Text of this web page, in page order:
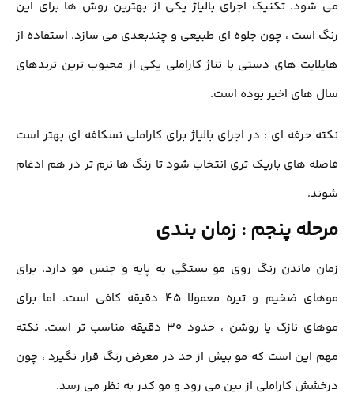
تکنیک اجرای بالیاژ یکی از بهترین روش ها برای این
، چون جلوه ای طبیعی و چندبعدی می سازد. استفاده از
های دستی با تناژ کاراملی یکی از محبوب ترین ترندهای
های اخیر بوده است.
حرفه ای : در اجرای بالیاژ برای کاراملی نسکافه ای بهتر است
های باریک تری انتخاب شود تا رنگ ها نرم تر در هم ادغام
پنجم : زمان بندی
ماندن رنگ روی مو بستگی به پایه و جنس مو دارد. برای
موهای ضخیم و تیره معمولا 45 دقیقه کافی است. اما برای
موهای نازک یا روشن ، حدود 30 دقیقه مناسب تر است. نکته
این است که مو بیش از حد در معرض رنگ قرار نگیرد ، چون
کاراملی از بین می رود و مو کدر به نظر می رسد.